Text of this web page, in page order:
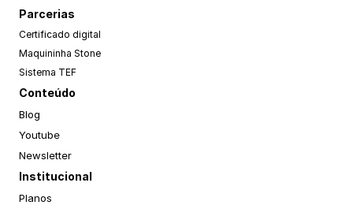
Parcerias
Certificado digital
Maquininha Stone
Sistema TEF
Conteúdo
Blog
Youtube
Newsletter
Institucional
Planos